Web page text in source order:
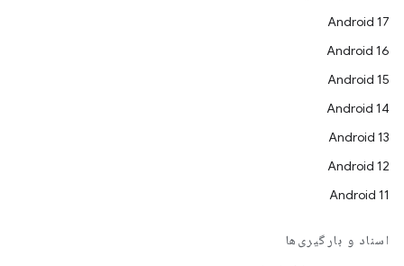
Android 17
Android 16
Android 15
Android 14
Android 13
Android 12
Android 11
اسناد و بارگیری‌ها